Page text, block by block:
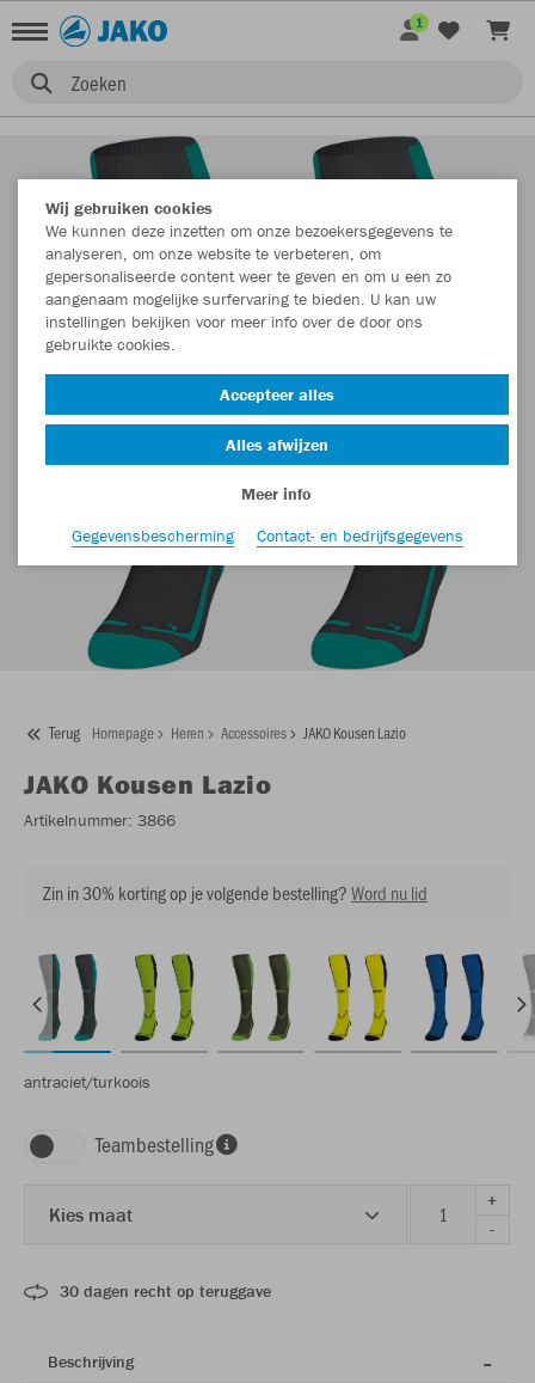
Zoeken
1
Terug Homepage Heren Accessoires JAKO Kousen Lazio
JAKO Kousen Lazio
Artikelnummer: 3866
Zin in 30% korting op je volgende bestelling?Word nu lid
antraciet/turkoois
Teambestelling
Kies maat
+
-
30 dagen recht op teruggave
Beschrijving
Wij gebruiken cookies
We kunnen deze inzetten om onze bezoekersgegevens te
analyseren, om onze website te verbeteren, om
gepersonaliseerde content weer te geven en om u een zo
aangenaam mogelijke surfervaring te bieden. U kan uw
instellingen bekijken voor meer info over de door ons
gebruikte cookies.
Accepteer alles
Alles afwijzen
Meer info
Gegevensbescherming
Contact- en bedrijfsgegevens